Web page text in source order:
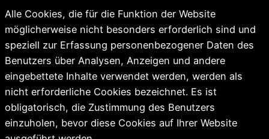
Alle Cookies, die für die Funktion der Website
möglicherweise nicht besonders erforderlich sind und
speziell zur Erfassung personenbezogener Daten des
Benutzers über Analysen, Anzeigen und andere
eingebettete Inhalte verwendet werden, werden als
nicht erforderliche Cookies bezeichnet. Es ist
obligatorisch, die Zustimmung des Benutzers
einzuholen, bevor diese Cookies auf Ihrer Website